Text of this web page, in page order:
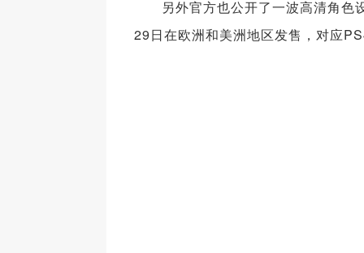
另外官方也公开了一波高清角色
29日在欧洲和美洲地区发售，对应